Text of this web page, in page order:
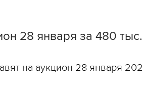
28 января за 480
на аукцион 28 января